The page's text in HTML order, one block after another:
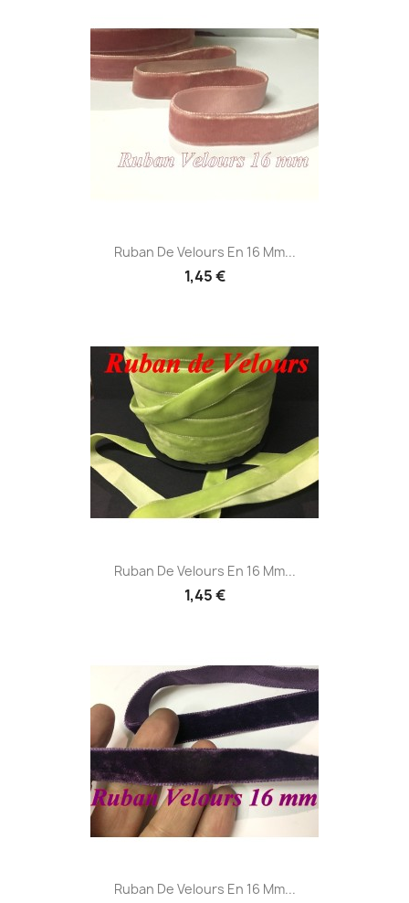
Ruban De Velours En 16 Mm...
1,45 €
Ruban De Velours En 16 Mm...
1,45 €
Ruban De Velours En 16 Mm...